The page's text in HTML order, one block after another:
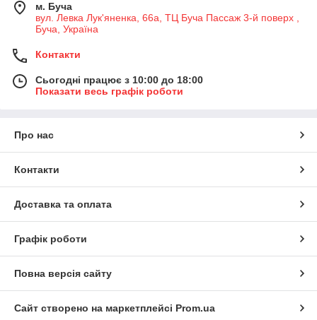
м. Буча
вул. Левка Лук'яненка, 66а, ТЦ Буча Пассаж 3-й поверх ,
Буча, Україна
Контакти
Сьогодні працює з 10:00 до 18:00
Показати весь графік роботи
Про нас
Контакти
Доставка та оплата
Графік роботи
Повна версія сайту
Сайт створено на маркетплейсі Prom.ua